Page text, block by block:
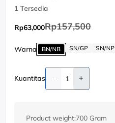
1 Tersedia
Rp63,000Rp157,500
Warna BN/NB SN/GP SN/NP
Kuantitas
Product weight:700 Gram